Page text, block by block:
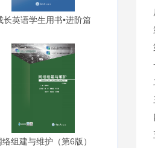
长英语学生用书•进阶篇
络组建与维护（第6版）